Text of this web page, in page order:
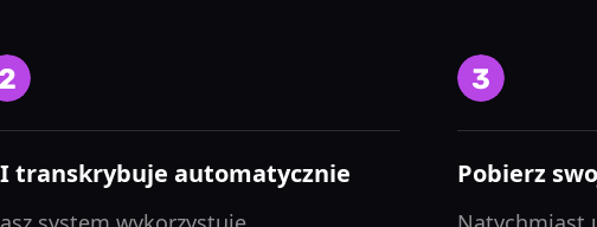
transkrybuje automatycznie Pobierz